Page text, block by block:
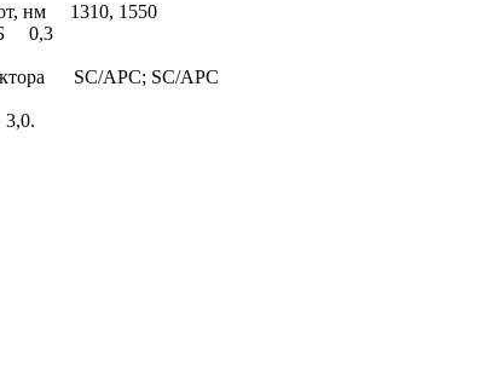
нм 1310, 1550
0,3
SC/APC; SC/APС